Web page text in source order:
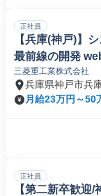
正社員
【兵庫(神戸)】
最前線の開発
三菱重工業株式会社
兵庫県神戸市兵
月給23万円～50
正社員
【第二新卒歓迎